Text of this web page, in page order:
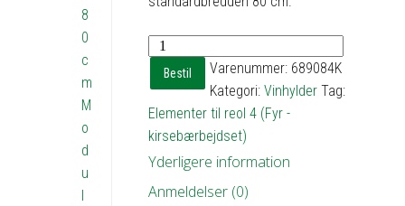
Vinhylde
d40
b78
antal
Bestil Varenummer: 689084K
Kategori:Vinhylder Tag:
Elementer til reol 4 (Fyr -
kirsebærbejdset)
Yderligere information
Anmeldelser (0)
8
0
c
m
M
o
d
u
l